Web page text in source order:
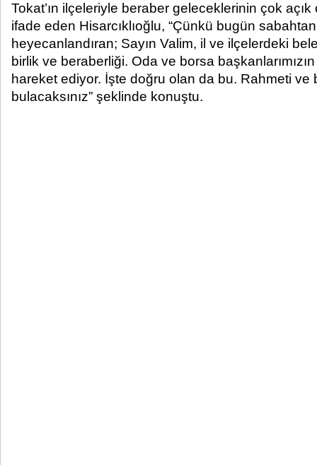
Tokat’ın ilçeleriyle beraber geleceklerinin çok açık
ifade eden Hisarcıklıoğlu, “Çünkü bugün
heyecanlandıran; Sayın Valim, il ve ilçelerdeki
birlik ve beraberliği. Oda ve borsa
hareket ediyor. İşte doğru olan da bu. Rahmeti ve
bulacaksınız” şeklinde konuştu.